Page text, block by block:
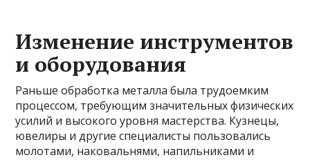
Изменение инструментов
и оборудования
Раньше обработка металла была трудоемким
процессом, требующим значительных физических
усилий и высокого уровня мастерства. Кузнецы,
ювелиры и другие специалисты пользовались
молотами, наковальнями, напильниками и